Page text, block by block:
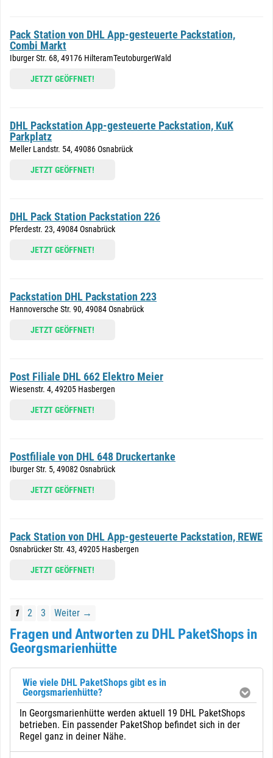
Pack Station von DHL App-gesteuerte Packstation,
Combi Markt
Iburger Str. 68, 49176 HilteramTeutoburgerWald
JETZT GEÖFFNET!
DHL Packstation App-gesteuerte Packstation, KuK
Parkplatz
Meller Landstr. 54, 49086 Osnabrück
JETZT GEÖFFNET!
DHL Pack Station Packstation 226
Pferdestr. 23, 49084 Osnabrück
JETZT GEÖFFNET!
Packstation DHL Packstation 223
Hannoversche Str. 90, 49084 Osnabrück
JETZT GEÖFFNET!
Post Filiale DHL 662 Elektro Meier
Wiesenstr. 4, 49205 Hasbergen
JETZT GEÖFFNET!
Postfiliale von DHL 648 Druckertanke
Iburger Str. 5, 49082 Osnabrück
JETZT GEÖFFNET!
Pack Station von DHL App-gesteuerte Packstation, REWE
Osnabrücker Str. 43, 49205 Hasbergen
JETZT GEÖFFNET!
1 2 3 Weiter →
Fragen und Antworten zu DHL PaketShops in
Georgsmarienhütte
Wie viele DHL PaketShops gibt es in
Georgsmarienhütte?
In Georgsmarienhütte werden aktuell 19 DHL PaketShops
betrieben. Ein passender PaketShop befindet sich in der
Regel ganz in deiner Nähe.